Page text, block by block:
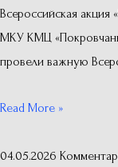
Всероссийская
МКУ КМЦ
провели важную
Read More »
04.05.2026